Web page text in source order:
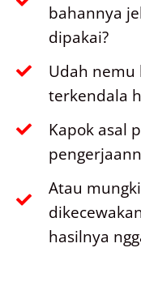
bahannya
dipakai?
Udah nemu
terkendala
Kapok asal
Atau
hasilnya